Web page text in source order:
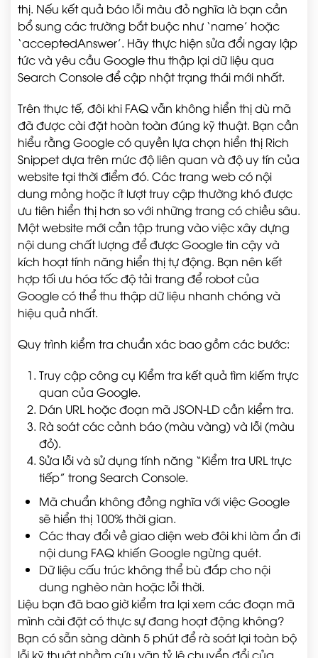
thị. Nếu kết quả báo lỗi màu đỏ nghĩa là bạn cần
bổ sung các trường bắt buộc như ‘name’ hoặc
‘acceptedAnswer’. Hãy thực hiện sửa đổi ngay lập
tức và yêu cầu Google thu thập lại dữ liệu qua
Search Console để cập nhật trạng thái mới nhất.
Trên thực tế, đôi khi FAQ vẫn không hiển thị dù mã
đã được cài đặt hoàn toàn đúng kỹ thuật. Bạn cần
hiểu rằng Google có quyền lựa chọn hiển thị Rich
Snippet dựa trên mức độ liên quan và độ uy tín của
website tại thời điểm đó. Các trang web có nội
dung mỏng hoặc ít lượt truy cập thường khó được
ưu tiên hiển thị hơn so với những trang có chiều sâu.
Một website mới cần tập trung vào việc xây dựng
nội dung chất lượng để được Google tin cậy và
kích hoạt tính năng hiển thị tự động. Bạn nên kết
hợp tối ưu hóa tốc độ tải trang để robot của
Google có thể thu thập dữ liệu nhanh chóng và
hiệu quả nhất.
Quy trình kiểm tra chuẩn xác bao gồm các bước:
Truy cập công cụ Kiểm tra kết quả tìm kiếm trực
quan của Google.
Dán URL hoặc đoạn mã JSON-LD cần kiểm tra.
Rà soát các cảnh báo (màu vàng) và lỗi (màu
đỏ).
Sửa lỗi và sử dụng tính năng “Kiểm tra URL trực
tiếp” trong Search Console.
Mã chuẩn không đồng nghĩa với việc Google
sẽ hiển thị 100% thời gian.
Các thay đổi về giao diện web đôi khi làm ẩn đi
nội dung FAQ khiến Google ngừng quét.
Dữ liệu cấu trúc không thể bù đắp cho nội
dung nghèo nàn hoặc lỗi thời.
Liệu bạn đã bao giờ kiểm tra lại xem các đoạn mã
mình cài đặt có thực sự đang hoạt động không?
Bạn có sẵn sàng dành 5 phút để rà soát lại toàn bộ
lỗi kỹ thuật nhằm cứu vãn tỷ lệ chuyển đổi của